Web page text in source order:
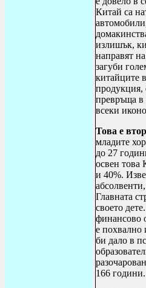
Китай са
излишък,
направят
загуби
китайците
продукция,
превръща в
всеки
Това е
младите
до 27
освен това
и 40%.
Главната
своето
финансово
е похвално
би дало в
166 години.